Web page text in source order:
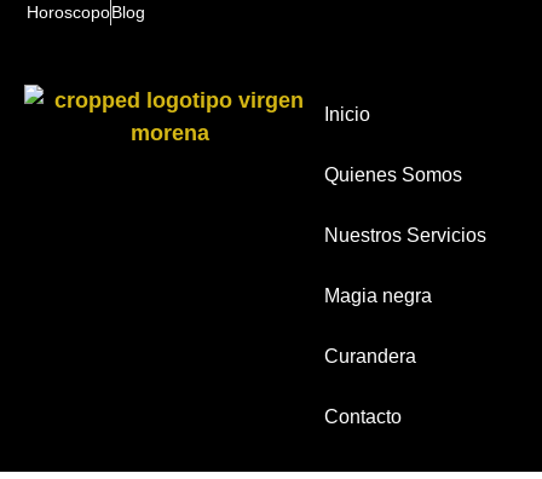
HoroscopoBlog
Inicio
Quienes Somos
Nuestros Servicios
Magia negra
Curandera
Contacto